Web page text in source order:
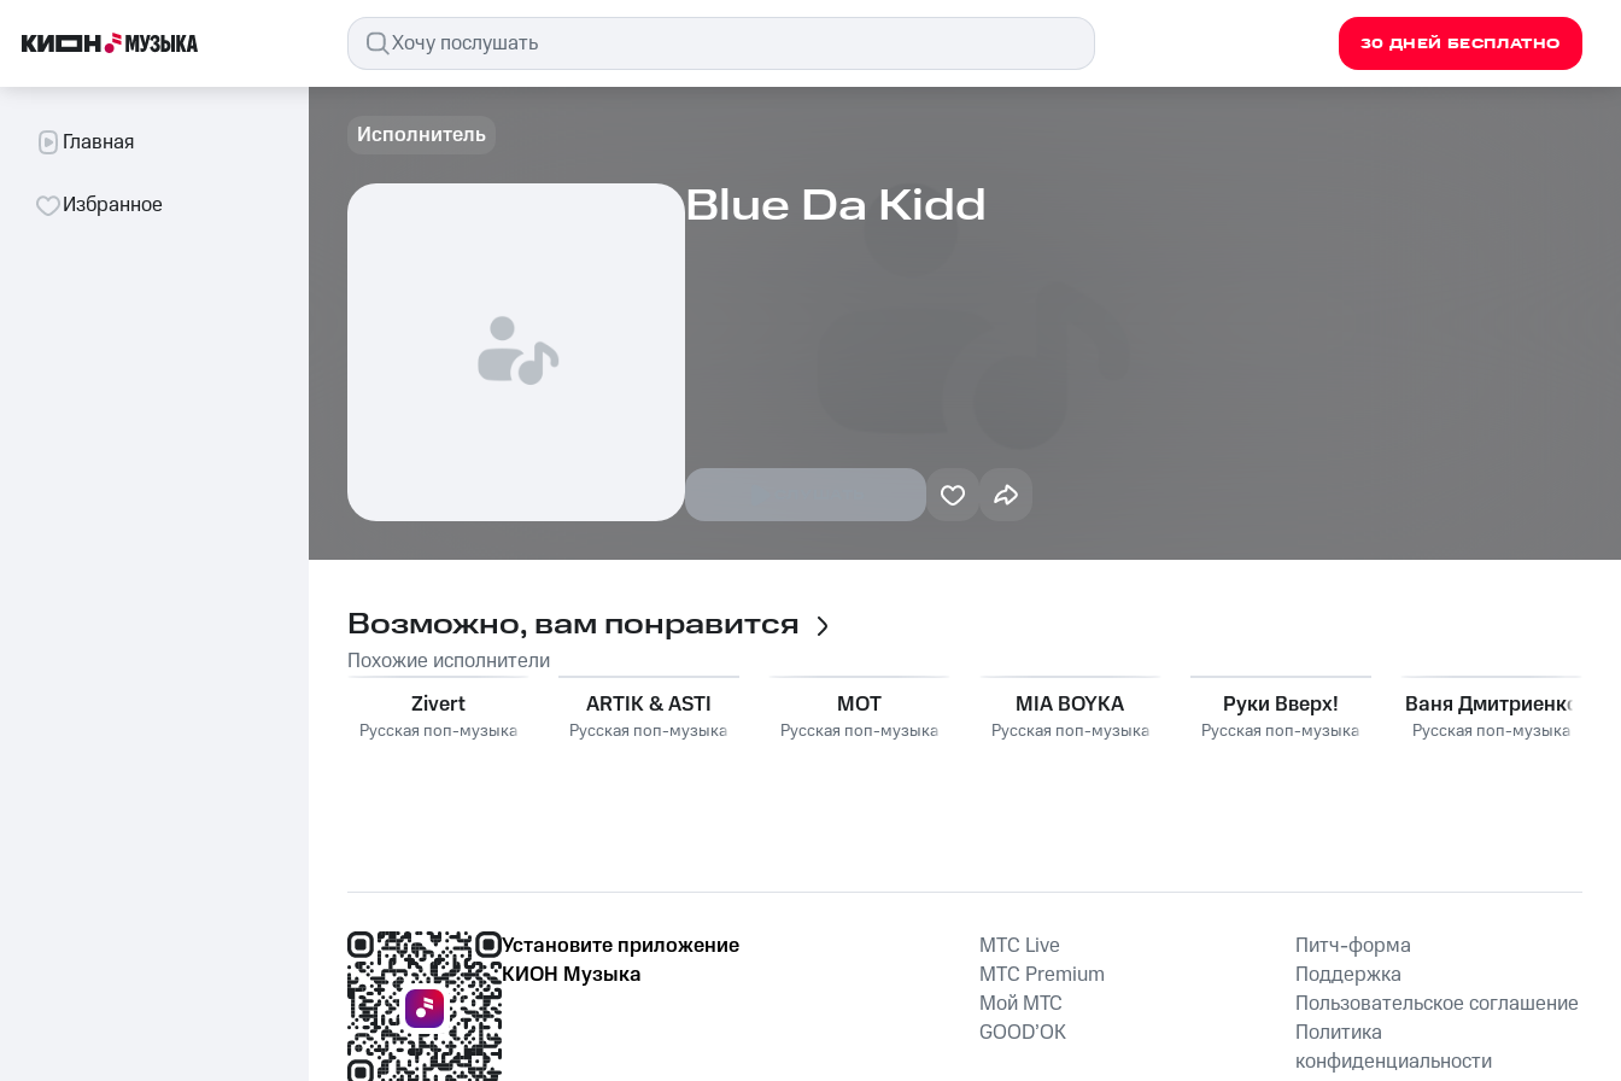
30 ДНЕЙ БЕСПЛАТНО
Главная
Избранное
Исполнитель
Blue Da Kidd
Возможно, вам понравится
Похожие исполнители
Zivert
Русская поп-музыка
ARTIK & ASTI
Русская поп-музыка
MOT
Русская поп-музыка
MIA BOYKA
Русская поп-музыка
Руки Вверх!
Русская поп-музыка
Ваня Дмитриенко
Русская поп-музыка
Установите приложение
КИОН Музыка
MTС Live
MTС Premium
Мой МТС
GOOD’OK
Питч-форма
Поддержка
Пользовательское соглашение
Политика
конфиденциальности